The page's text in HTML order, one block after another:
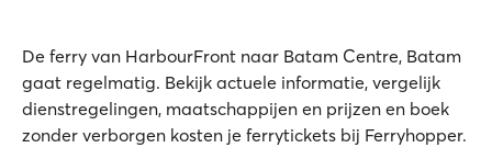
De ferry van HarbourFront naar Batam Centre, Batam
gaat regelmatig. Bekijk actuele informatie, vergelijk
dienstregelingen, maatschappijen en prijzen en boek
zonder verborgen kosten je ferrytickets bij Ferryhopper.